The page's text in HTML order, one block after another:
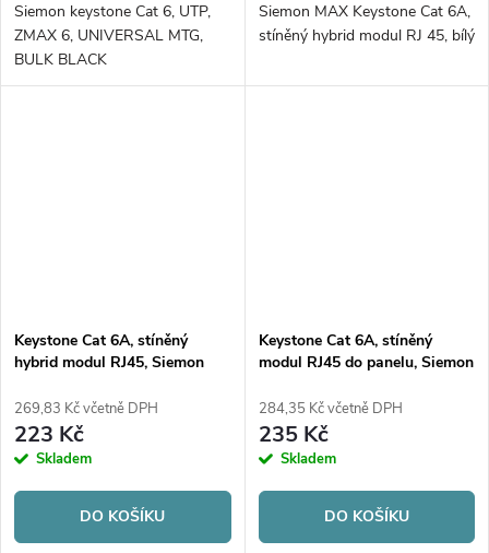
Siemon keystone Cat 6, UTP,
ZMAX 6, UNIVERSAL MTG,
BULK BLACK
Siemon MAX Keystone Cat 6A,
stíněný hybrid modul RJ 45, bílý
Keystone Cat 6A, stíněný
hybrid modul RJ45, Siemon
269,83 Kč včetně DPH
223 Kč
Skladem
DO KOŠÍKU
Keystone Cat 6A, stíněný
modul RJ45 do panelu, Siemon
284,35 Kč včetně DPH
235 Kč
Skladem
DO KOŠÍKU